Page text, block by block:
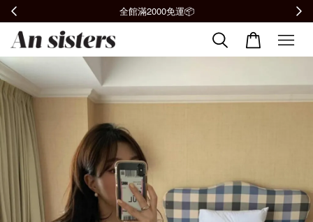
全館滿2000免運📦